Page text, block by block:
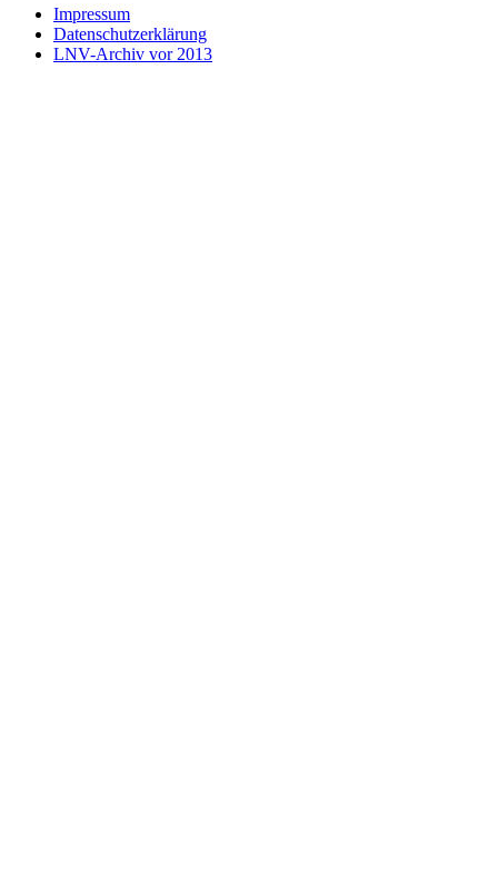
Impressum
Datenschutzerklärung
LNV-Archiv vor 2013